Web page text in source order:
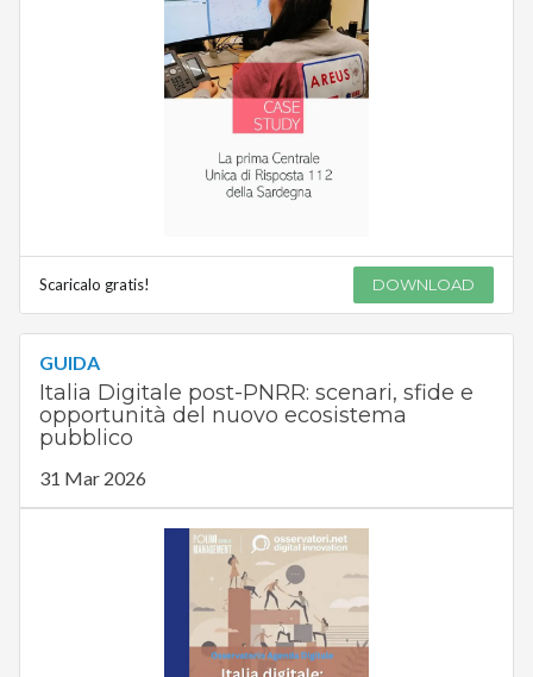
Scaricalo gratis! DOWNLOAD
GUIDA
Italia Digitale post-PNRR: scenari, sfide e
opportunità del nuovo ecosistema
pubblico
31 Mar 2026